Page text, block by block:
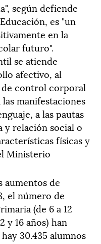
según defiende
es "un
en la
futuro".
se atiende
afectivo, al
control corporal
manifestaciones
a las pautas
y relación social o
físicas y
Ministerio
aumentos de
el número de
(de 6 a 12
y 16 años) han
30.435 alumnos